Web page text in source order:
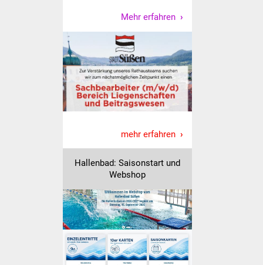
Haushalt & Infos
Wirtschaftsförderung
Gewerbeimmobilien
Ausschreibungen
Öffentliche
Ausschreibung
Europaweite
Ausschreibung
Beschränkte
Mehr erfahren
mehr erfahren
Hallenbad: Saisonstart und
Webshop